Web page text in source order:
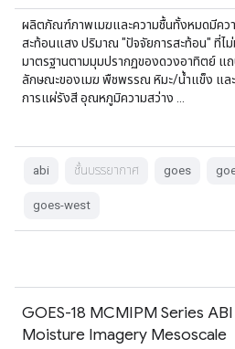
ผลิตภัณฑ์ภาพเมฆและความชื้นทั้งหมดมีคว
สะท้อนแสง ปริมาณ "ปัจจัยการสะท้อน" ที่ไม่
มาตรฐานตามมุมปรากฏของดวงอาทิตย์ แ
ลักษณะของเมฆ พืชพรรณ หิมะ/น้ำแข็ง แล
การแผ่รังสี อุณหภูมิความสว่าง …
abi ชั้นบรรยากาศ goes
goes-west
GOES-18 MCMIPM Series
Moisture Imagery Mesoscale